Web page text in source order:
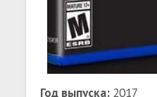
Год выпуска: 2017